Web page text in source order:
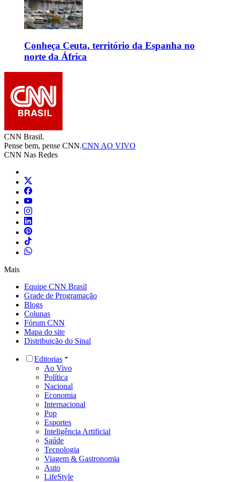
Conheça Ceuta, território da Espanha no
norte da África
CNN Brasil.
Pense bem, pense CNN.CNN AO VIVO
CNN Nas Redes
Mais
Equipe CNN Brasil
Grade de Programação
Blogs
Colunas
Fórum CNN
Mapa do site
Distribuição do Sinal
Editorias
Ao Vivo
Política
Nacional
Economia
Internacional
Pop
Esportes
Inteligência Artificial
Saúde
Tecnologia
Viagem & Gastronomia
Auto
LifeStyle